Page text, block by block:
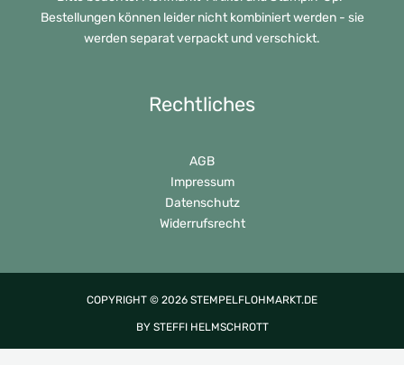
Bestellungen können leider nicht kombiniert werden - sie
werden separat verpackt und verschickt.
Rechtliches
AGB
Impressum
Datenschutz
Widerrufsrecht
COPYRIGHT © 2026 STEMPELFLOHMARKT.DE
BY STEFFI HELMSCHROTT